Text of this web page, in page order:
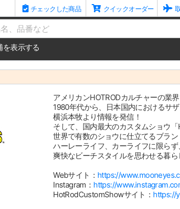
チェックした商品 クイックオーダー
を表示する
アメリカンHOTRODカルチャーの業
1980年代から、日本国内におけるサ
横浜本牧より情報を発信！
そして、国内最大のカスタムショウ
世界で有数のショウに仕立てるブラン
ハーレーライフ、カーライフに限らず、
爽快なビーチスタイルを思わせる暮ら
Webサイト： https://
Instagram： https://
HotRodCustomShowサイト： https://